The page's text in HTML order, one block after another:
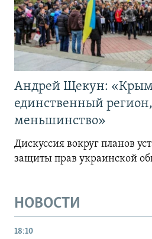
Андрей Щекун:
единственный
меньшинство»
Дискуссия вокруг планов
защиты прав украинской
НОВОСТИ
18:10